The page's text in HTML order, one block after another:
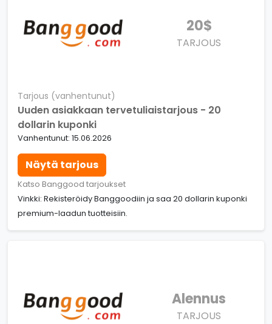
20$
TARJOUS
Tarjous (vanhentunut)
Uuden asiakkaan tervetuliaistarjous - 20
dollarin kuponki
Vanhentunut: 15.06.2026
Näytä tarjous
Katso Banggood tarjoukset
Vinkki: Rekisteröidy Banggoodiin ja saa 20 dollarin kuponki
premium-laadun tuotteisiin.
Alennus
TARJOUS